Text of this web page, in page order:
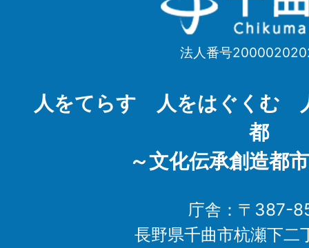
曲
Chikuma
法人番号
人をてらす 人をはぐくむ
都
～文化伝承創造都
庁舎：〒387-
長野県千曲市杭瀬下二